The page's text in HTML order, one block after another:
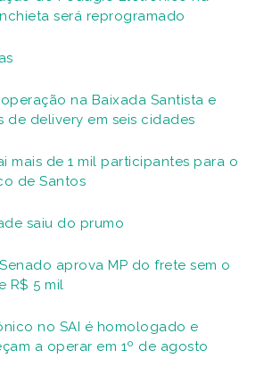
será reprogramado
na Baixada Santista e
de delivery em seis cidades
mais de 1 mil participantes para o
de Santos
saiu do prumo
aprova MP do frete sem o
R$ 5 mil
no SAI é homologado e
a operar em 1º de agosto